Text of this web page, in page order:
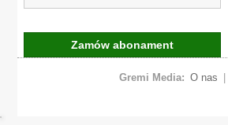
Zamów abonament
Gremi Media: O nas